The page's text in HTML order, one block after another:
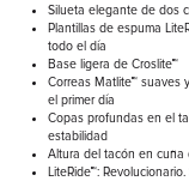
Silueta elegante de dos
Plantillas de espuma
todo el día
Base ligera de Croslite™
Correas Matlite™ suaves
el primer día
Copas profundas en el
estabilidad
Altura del tacón en cuña
LiteRide™: